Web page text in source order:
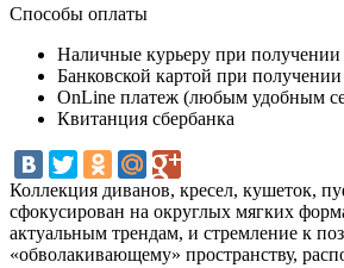
Способы оплаты
Наличные курьеру при получении
Банковской картой при получении
OnLine платеж (любым удобным
Квитанция сбербанка
Коллекция диванов, кресел, кушеток,
сфокусирован на округлых мягких
актуальным трендам, и стремление к
«обволакивающему» пространству,